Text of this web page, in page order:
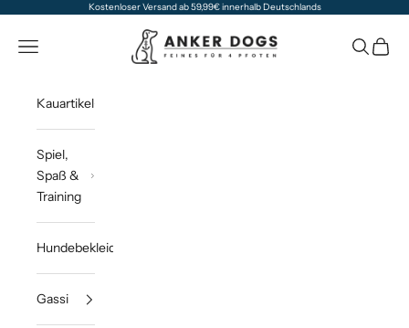
Zum Inhalt springenKostenloser Versand ab 59,99€ innerhalb Deutschlands
Anker Dogs
Navigationsmenü öffnen Suche
Kauartikel
Spiel,
Spaß &
Training
Hundebekleidung
Gassi